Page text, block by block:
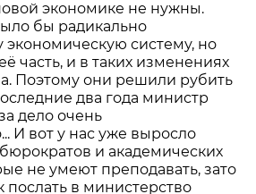
экономике не нужны.
бы радикально
экономическую систему, но
часть, и в таких изменениях
Поэтому они решили рубить
два года министр
дело очень
И вот у нас уже выросло
и академических
не умеют преподавать, зато
послать в министерство